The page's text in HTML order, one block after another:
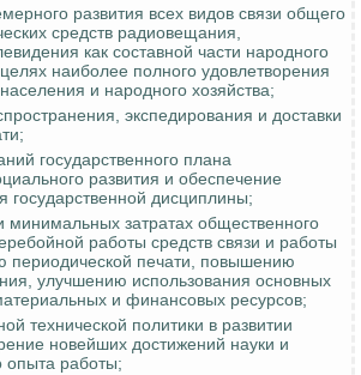
развития всех видов связи общего
средств радиовещания,
как составной части народного
наиболее полного удовлетворения
и народного хозяйства;
экспедирования и доставки
государственного плана
развития и обеспечение
государственной дисциплины;
минимальных затратах общественного
работы средств связи и работы
периодической печати, повышению
улучшению использования основных
и финансовых ресурсов;
технической политики в развитии
новейших достижений науки и
опыта работы;